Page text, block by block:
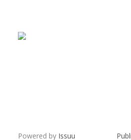
Powered by Issuu